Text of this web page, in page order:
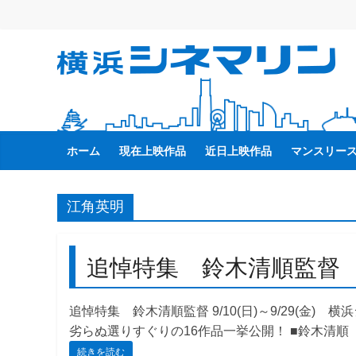
ス
ッ
横
浜
シ
ネ
マ
リ
ン
ホーム 現在上映作品 近日上映作品 マンスリー
江角英明
追悼特集 鈴木清順監督
追悼特集 鈴木清順監督 9/10(日)～9/29(金) 横浜
劣らぬ選りすぐりの16作品一挙公開！ ■鈴木清
続きを読む